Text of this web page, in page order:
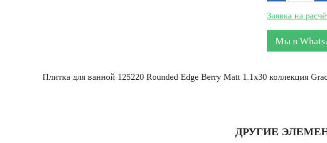
Заявка на
Мы в
Плитка для ванной 125220 Rounded Edge Berry Matt 1.1x30 коллекция
ДРУГИЕ